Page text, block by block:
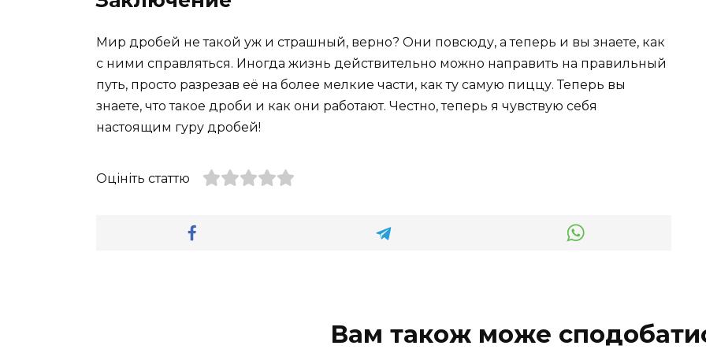
Мир дробей не такой уж и страшный, верно? Они повсюду, а теперь и вы знаете, как
с ними справляться. Иногда жизнь действительно можно направить на правильный
путь, просто разрезав её на более мелкие части, как ту самую пиццу. Теперь вы
знаете, что такое дроби и как они работают. Честно, теперь я чувствую себя
настоящим гуру дробей!
Оцініть статтю
Вам також може